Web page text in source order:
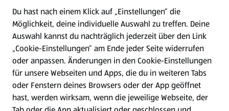
Presse
Hilfe & Kontakt
(öffnet in einem neuen Tab)
Unternehmen
Folge uns hier:
Du hast nach einem Klick auf „Einstellungen“ die
Möglichkeit, deine individuelle Auswahl zu treffen. Deine
Auswahl kannst du nachträglich jederzeit über den Link
„Cookie-Einstellungen“ am Ende jeder Seite widerrufen
oder anpassen. Änderungen in den Cookie-Einstellungen
für unsere Webseiten und Apps, die du in weiteren Tabs
oder Fenstern deines Browsers oder der App geöffnet
hast, werden wirksam, wenn die jeweilige Webseite, der